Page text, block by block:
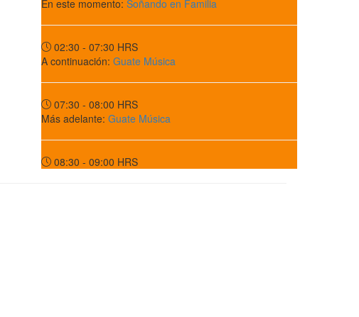
En este momento: Soñando en Familia
02:30 - 07:30 HRS
A continuación: Guate Música
07:30 - 08:00 HRS
Más adelante: Guate Música
08:30 - 09:00 HRS